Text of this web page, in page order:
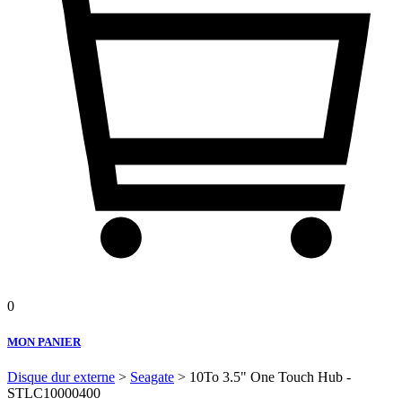
0
MON PANIER
Disque dur externe > Seagate > 10To 3.5" One Touch Hub -
STLC10000400